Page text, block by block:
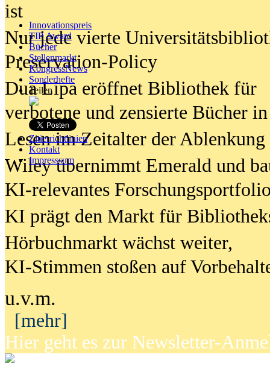
Innovationspreis
TIP Award
Bücher
Stellenmarkt
KongressNews
Sonderhefte
Teilen
Zitierrichtlinien
Kontakt
Impresssum
ist
Nur jede vierte
Preservation-Policy
Dua Lipa eröffnet Bibliothek für
verbotene und zensierte Bücher
Lesen im Zeitalter der Ablenkung
Wiley übernimmt Emerald und
KI-relevantes
KI prägt den Markt für
Hörbuchmarkt wächst weiter,
KI-Stimmen stoßen auf
u.v.m.
[mehr]
Hier geht es zur Newsletter-